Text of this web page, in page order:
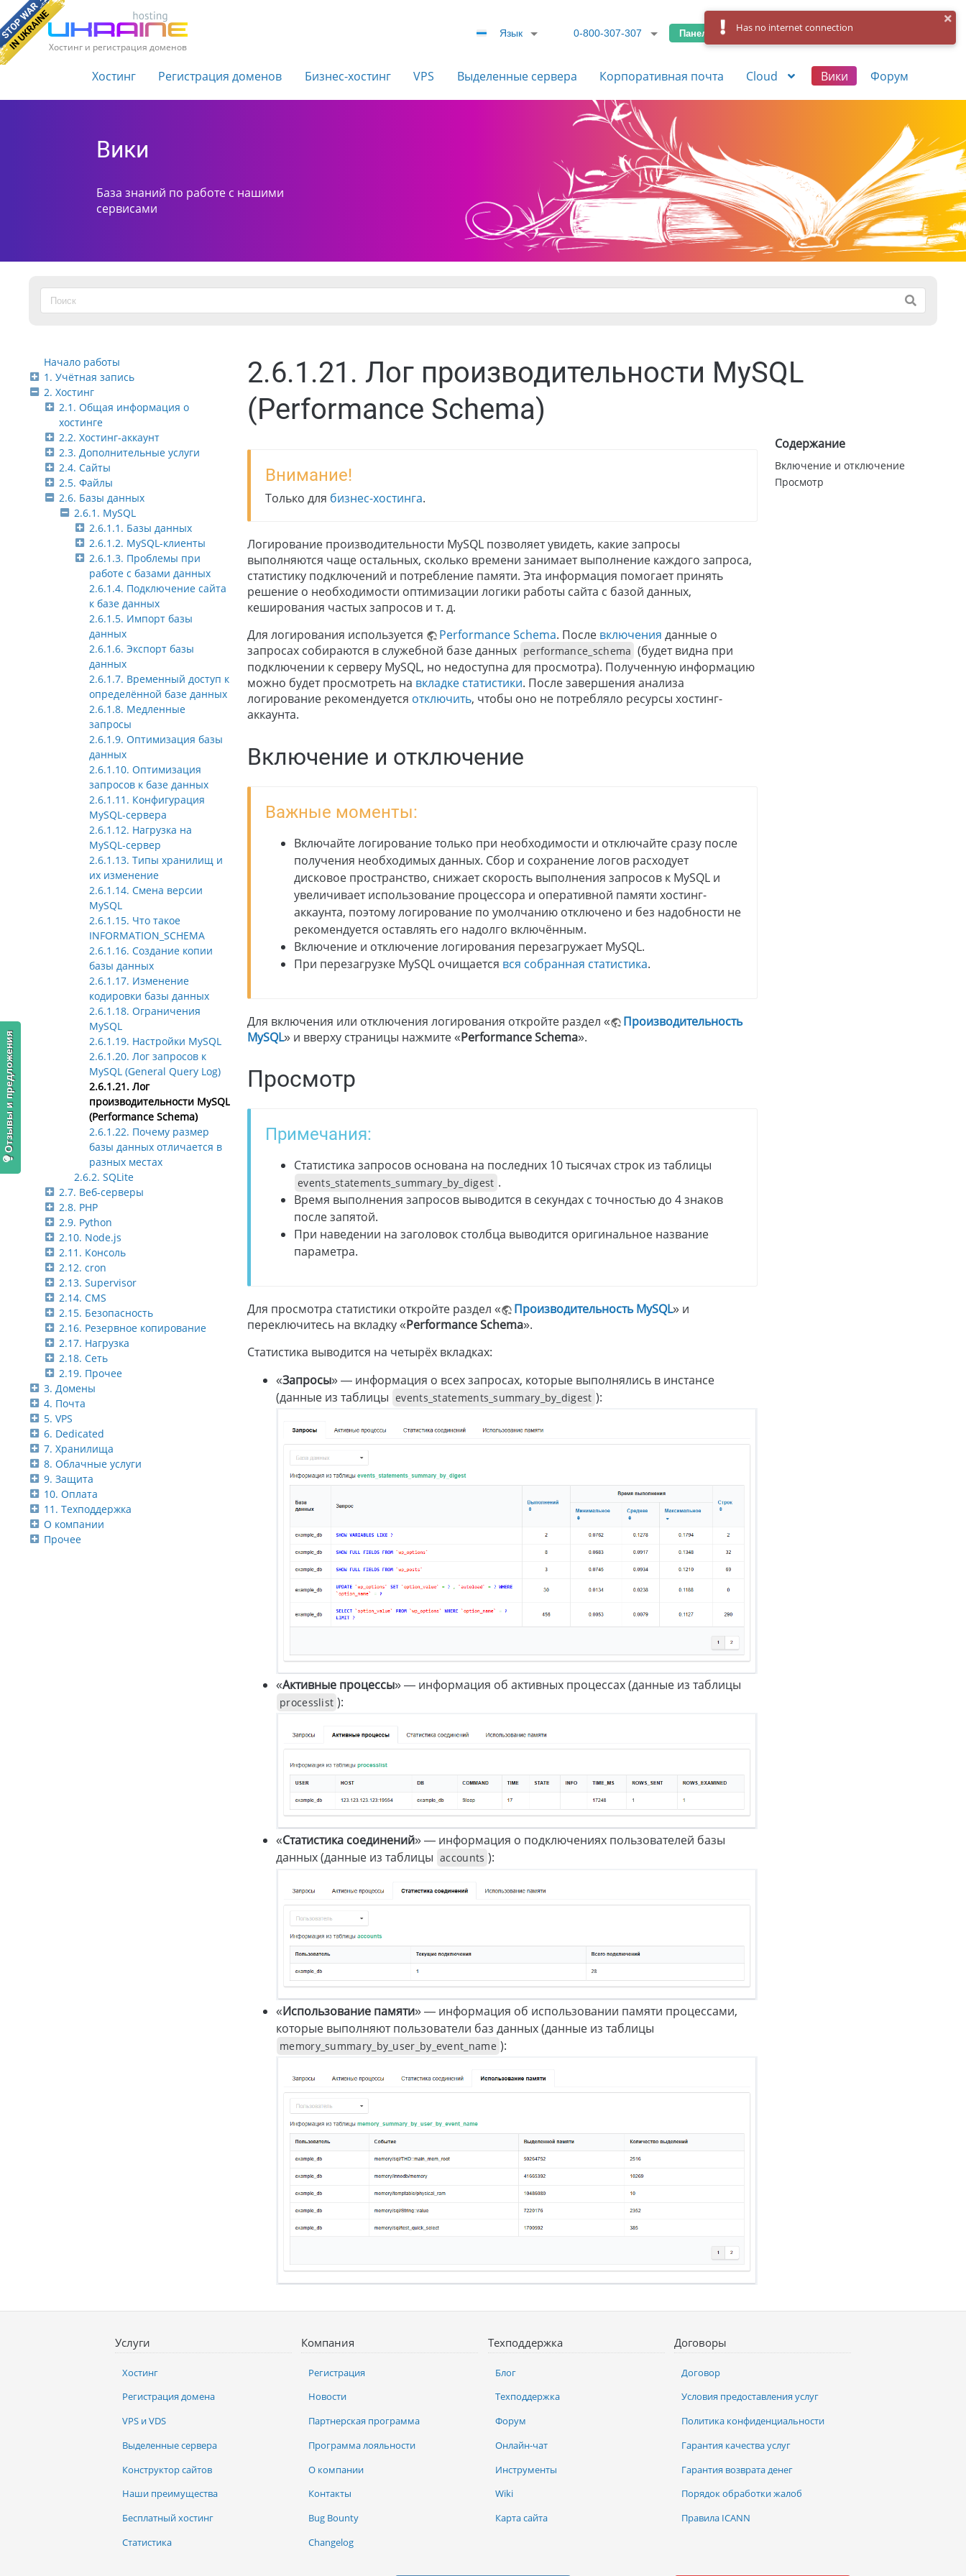
Хостинг и регистрация доменов
Язык 0-800-307-307 Панель управления Вход Регистрация
Хостинг Регистрация доменов Бизнес-хостинг VPS Выделенные сервера Корпоративная почта Cloud Вики Форум
Вики
База знаний по работе с нашими
сервисами
Начало работы
1. Учётная запись
2. Хостинг
2.1. Общая информация о
хостинге
2.2. Хостинг-аккаунт
2.3. Дополнительные услуги
2.4. Сайты
2.5. Файлы
2.6. Базы данных
2.6.1. MySQL
2.6.1.1. Базы данных
2.6.1.2. MySQL-клиенты
2.6.1.3. Проблемы при
работе с базами данных
2.6.1.4. Подключение сайта
к базе данных
2.6.1.5. Импорт базы
данных
2.6.1.6. Экспорт базы
данных
2.6.1.7. Временный доступ к
определённой базе данных
2.6.1.8. Медленные
запросы
2.6.1.9. Оптимизация базы
данных
2.6.1.10. Оптимизация
запросов к базе данных
2.6.1.11. Конфигурация
MySQL-сервера
2.6.1.12. Нагрузка на
MySQL-сервер
2.6.1.13. Типы хранилищ и
их изменение
2.6.1.14. Смена версии
MySQL
2.6.1.15. Что такое
INFORMATION_SCHEMA
2.6.1.16. Создание копии
базы данных
2.6.1.17. Изменение
кодировки базы данных
2.6.1.18. Ограничения
MySQL
2.6.1.19. Настройки MySQL
2.6.1.20. Лог запросов к
MySQL (General Query Log)
2.6.1.21. Лог
производительности MySQL
(Performance Schema)
2.6.1.22. Почему размер
базы данных отличается в
разных местах
2.6.2. SQLite
2.7. Веб-серверы
2.8. PHP
2.9. Python
2.10. Node.js
2.11. Консоль
2.12. cron
2.13. Supervisor
2.14. CMS
2.15. Безопасность
2.16. Резервное копирование
2.17. Нагрузка
2.18. Сеть
2.19. Прочее
3. Домены
4. Почта
5. VPS
6. Dedicated
7. Хранилища
8. Облачные услуги
9. Защита
10. Оплата
11. Техподдержка
О компании
Прочее
2.6.1.21. Лог производительности MySQL
(Performance Schema)
Внимание!
Только для бизнес-хостинга.
Логирование производительности MySQL позволяет увидеть, какие запросы
выполняются чаще остальных, сколько времени занимает выполнение каждого запроса,
статистику подключений и потребление памяти. Эта информация помогает принять
решение о необходимости оптимизации логики работы сайта с базой данных,
кеширования частых запросов и т. д.
Для логирования используется
Performance Schema. После включения данные о
запросах собираются в служебной базе данных performance_schema (будет видна при
подключении к серверу MySQL, но недоступна для просмотра). Полученную информацию
можно будет просмотреть на вкладке статистики. После завершения анализа
логирование рекомендуется отключить, чтобы оно не потребляло ресурсы хостинг-
аккаунта.
Включение и отключение
Важные моменты:
Включайте логирование только при необходимости и отключайте сразу после
получения необходимых данных. Сбор и сохранение логов расходует
дисковое пространство, снижает скорость выполнения запросов к MySQL и
увеличивает использование процессора и оперативной памяти хостинг-
аккаунта, поэтому логирование по умолчанию отключено и без надобности не
рекомендуется оставлять его надолго включённым.
Включение и отключение логирования перезагружает MySQL.
При перезагрузке MySQL очищается вся собранная статистика.
Для включения или отключения логирования откройте раздел «
Производительность
MySQL» и вверху страницы нажмите «Performance Schema».
Просмотр
Примечания:
Статистика запросов основана на последних 10 тысячах строк из таблицы
events_statements_summary_by_digest .
Время выполнения запросов выводится в секундах с точностью до 4 знаков
после запятой.
При наведении на заголовок столбца выводится оригинальное название
параметра.
Для просмотра статистики откройте раздел « Производительность MySQL» и
переключитесь на вкладку «Performance Schema».
Статистика выводится на четырёх вкладках:
«Запросы» — информация о всех запросах, которые выполнялись в инстансе
(данные из таблицы events_statements_summary_by_digest ):
«Активные процессы» — информация об активных процессах (данные из таблицы
processlist ):
«Статистика соединений» — информация о подключениях пользователей базы
данных (данные из таблицы accounts ):
«Использование памяти» — информация об использовании памяти процессами,
которые выполняют пользователи баз данных (данные из таблицы
memory_summary_by_user_by_event_name ):
Содержание
Включение и отключение
Просмотр
Услуги
Хостинг
Регистрация домена
VPS и VDS
Выделенные сервера
Конструктор сайтов
Наши преимущества
Бесплатный хостинг
Статистика
Компания
Регистрация
Новости
Партнерская программа
Программа лояльности
О компании
Контакты
Bug Bounty
Changelog
Техподдержка
Блог
Техподдержка
Форум
Онлайн-чат
Инструменты
Wiki
Карта сайта
Договоры
Договор
Условия предоставления услуг
Политика конфиденциальности
Гарантия качества услуг
Гарантия возврата денег
Порядок обработки жалоб
Правила ICANN
Отзывы и предложения
Has no internet connection